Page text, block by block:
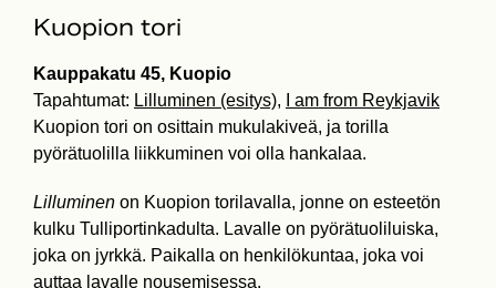
Kuopion tori
Kauppakatu 45, Kuopio
Tapahtumat: Lilluminen (esitys),
I am from Reykjavik
Kuopion tori on osittain mukulakiveä, ja torilla
pyörätuolilla liikkuminen voi olla hankalaa.
Lilluminen on Kuopion torilavalla, jonne on esteetön
kulku Tulliportinkadulta. Lavalle on pyörätuoliluiska,
joka on jyrkkä. Paikalla on henkilökuntaa, joka voi
auttaa lavalle nousemisessa.